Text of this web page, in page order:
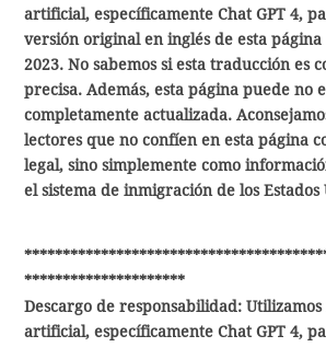
artificial, específicamente Chat GPT 4,
versión original en inglés de esta
2023. No sabemos si esta traducción es
precisa. Además, esta página puede no
completamente actualizada.
lectores que no confíen en esta página
legal, sino simplemente como
el sistema de inmigración de los Estados
*********************
Descargo de responsabilidad:
artificial, específicamente Chat GPT 4,